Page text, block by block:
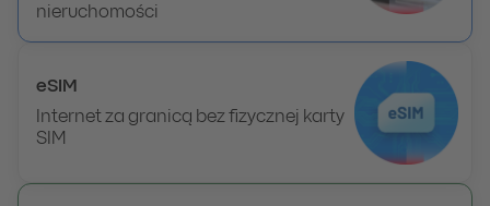
nieruchomości
eSIM
Internet za granicą bez fizycznej karty
SIM